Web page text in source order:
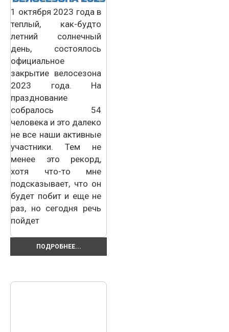
1 октября 2023 года в
теплый, как-будто
летний солнечный
день, состоялось
официальное
закрытие велосезона
2023 года. На
празднование
собралось 54
человека и это далеко
не все наши активные
участники. Тем не
менее это рекорд,
хотя что-то мне
подсказывает, что он
будет побит и еще не
раз, но сегодня речь
пойдет
ПОДРОБНЕЕ...